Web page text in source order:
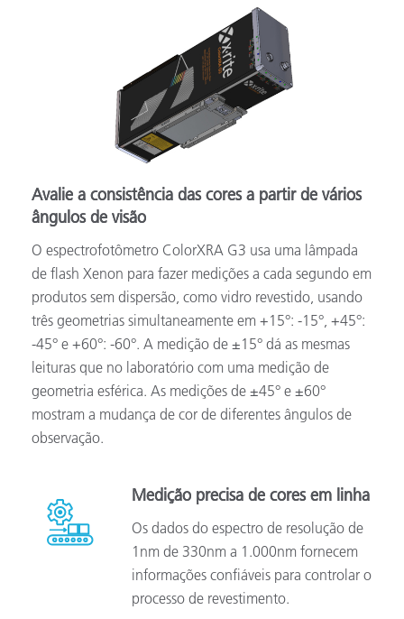
Avalie a consistência das cores a partir de vários
ângulos de visão
O espectrofotômetro ColorXRA G3 usa uma lâmpada
de flash Xenon para fazer medições a cada segundo em
produtos sem dispersão, como vidro revestido, usando
três geometrias simultaneamente em +15°: -15°, +45°:
-45° e +60°: -60°. A medição de ±15° dá as mesmas
leituras que no laboratório com uma medição de
geometria esférica. As medições de ±45° e ±60°
mostram a mudança de cor de diferentes ângulos de
observação.
Medição precisa de cores em linha
Os dados do espectro de resolução de
1nm de 330nm a 1.000nm fornecem
informações confiáveis para controlar o
processo de revestimento.